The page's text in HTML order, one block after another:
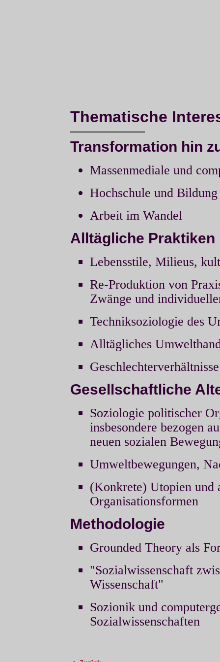
Thematische
Transformation hin
Massenmediale und
Hochschule und
Arbeit im Wandel
Alltägliche Praktiken
Lebensstile, Milieus,
Re-Produktion von
Zwänge und
Techniksoziologie des
Alltägliches
Gesellschaftliche
Soziologie politischer
insbesondere bezogen
neuen sozialen
Umweltbewegungen,
(Konkrete) Utopien und
Organisationsformen
Methodologie
Grounded Theory als
"Sozialwissenschaft
Wissenschaft"
Sozionik und
Sozialwissenschaften